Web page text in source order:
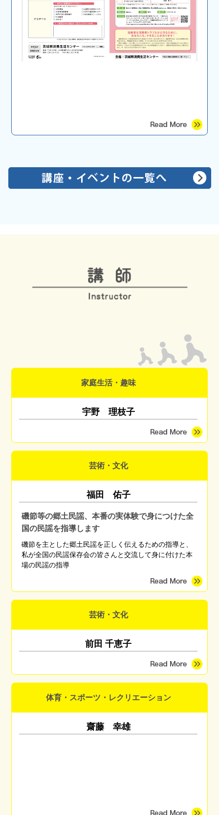
家庭生活・趣味
宇野 理枝子
芸術・文化
福田 佑子
磯節等の郷土民謡、本番の実体験で身につけた全
国の民謡を指導します
磯節を主とした郷土民謡を正しく伝えるための指導と、
私が全国の民謡保存会の皆さんと交流して身に付けた本
場の民謡の指導
芸術・文化
前田 千恵子
体育・スポーツ・レクリエーション
齋藤 幸雄